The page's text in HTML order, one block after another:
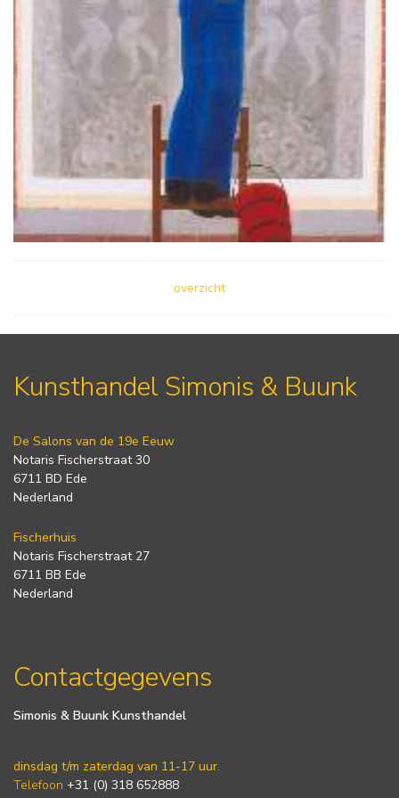
overzicht
Kunsthandel Simonis & Buunk
De Salons van de 19e Eeuw
Notaris Fischerstraat 30
6711 BD Ede
Nederland
Fischerhuis
Notaris Fischerstraat 27
6711 BB Ede
Nederland
Contactgegevens
Simonis & Buunk Kunsthandel
dinsdag t/m zaterdag van 11-17 uur.
Telefoon +31 (0) 318 652888